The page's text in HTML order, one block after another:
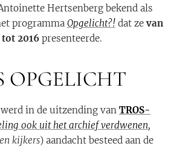
Hertsenberg bekend als
programma Opgelicht?!dat ze van
2016presenteerde.
OPGELICHT
werd in de uitzending van TROS-
ook uit het archief verdwenen,
kijkers) aandacht besteed aan de